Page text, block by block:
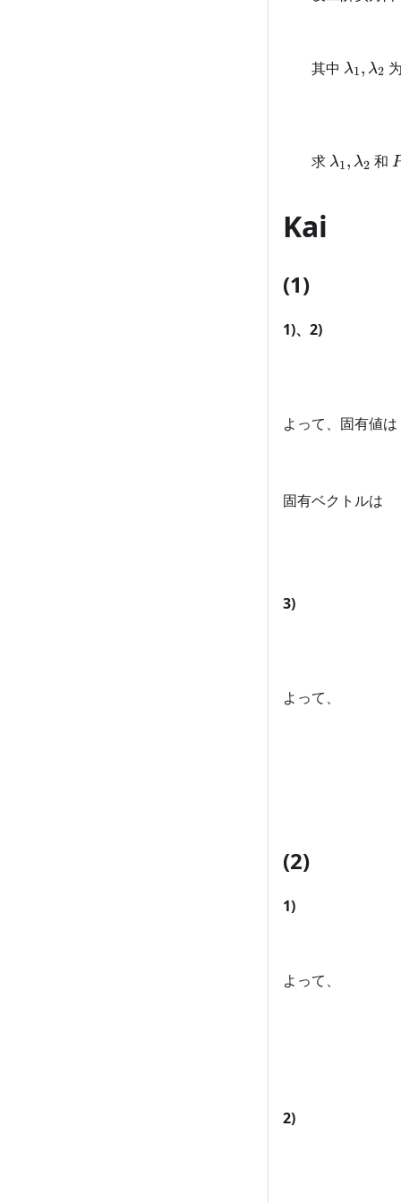
其中 λ1, λ2
求 λ1, λ2 和
Kai
(1)
1)、2)
よって、固有値は
固有ベクトルは
3)
よって、
(2)
1)
よって、
2)